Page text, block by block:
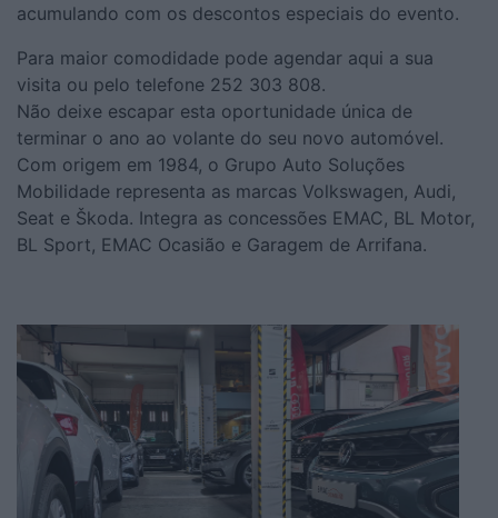
acumulando com os descontos especiais do evento.
Para maior comodidade pode agendar aqui a sua
visita ou pelo telefone 252 303 808.
Não deixe escapar esta oportunidade única de
terminar o ano ao volante do seu novo automóvel.
Com origem em 1984, o Grupo Auto Soluções
Mobilidade representa as marcas Volkswagen, Audi,
Seat e Škoda. Integra as concessões EMAC, BL Motor,
BL Sport, EMAC Ocasião e Garagem de Arrifana.